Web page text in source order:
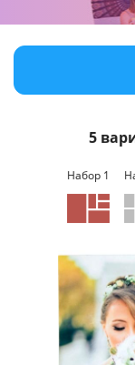
Багетная
Полиграфия
5
Набор 1